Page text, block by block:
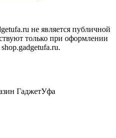
не является публичной
только при оформлении
ГаджетУфа